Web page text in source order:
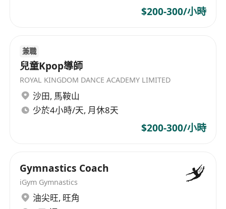
$200-300/小時
兼職
兒童Kpop導師
ROYAL KINGDOM DANCE ACADEMY LIMITED
沙田, 馬鞍山
少於4小時/天, 月休8天
$200-300/小時
Gymnastics Coach
iGym Gymnastics
油尖旺, 旺角